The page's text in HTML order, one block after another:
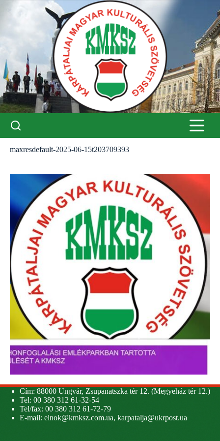
maxresdefault-2025-06-15t203709393
Cím: 88000 Ungvár, Zsupanatszka tér 12. (Megyeház tér 12.)
Tel: 00 380 312 61-32-54
Tel/fax: 00 380 312 61-72-79
E-mail: elnok@kmksz.com.ua, karpatalja@ukrpost.ua